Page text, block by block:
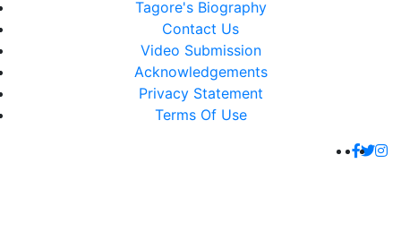
Tagore's Biography
Contact Us
Video Submission
Acknowledgements
Privacy Statement
Terms Of Use